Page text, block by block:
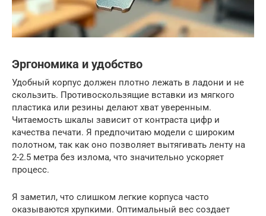
Эргономика и удобство
Удобный корпус должен плотно лежать в ладони и не
скользить. Противоскользящие вставки из мягкого
пластика или резины делают хват уверенным.
Читаемость шкалы зависит от контраста цифр и
качества печати. Я предпочитаю модели с широким
полотном, так как оно позволяет вытягивать ленту на
2-2.5 метра без излома, что значительно ускоряет
процесс.
Я заметил, что слишком легкие корпуса часто
оказываются хрупкими. Оптимальный вес создает